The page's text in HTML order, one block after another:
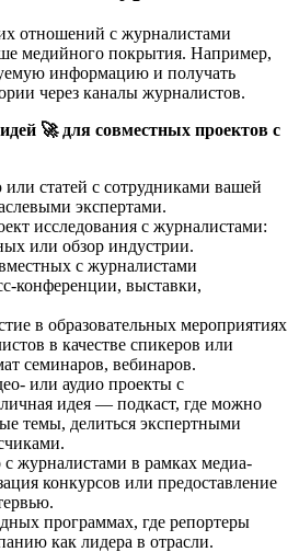
отношений с журналистами
медийного покрытия. Например,
информацию и получать
через каналы журналистов.
🚀 для совместных проектов с
статей с сотрудниками вашей
экспертами.
исследования с журналистами:
или обзор индустрии.
с журналистами
конференции, выставки,
в образовательных мероприятиях
в качестве спикеров или
семинаров, вебинаров.
или аудио проекты с
идея — подкаст, где можно
темы, делиться экспертными
с журналистами в рамках медиа-
конкурсов или предоставление
программах, где репортеры
как лидера в отрасли.